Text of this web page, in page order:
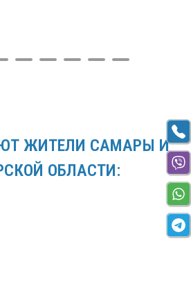
ЖИТЕЛИ САМАРЫ И
ОБЛАСТИ: